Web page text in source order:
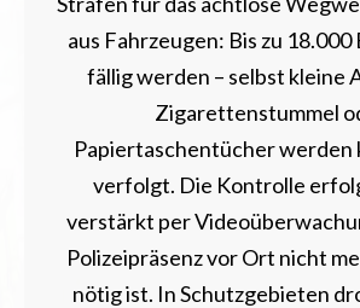
aus Fahrzeugen: Bis zu 18.000
fällig werden – selbst kleine
Zigarettenstummel
Papiertaschentücher werden
verfolgt. Die Kontrolle
verstärkt per
Polizeipräsenz vor Ort nicht
nötig ist. In Schutzgebieten